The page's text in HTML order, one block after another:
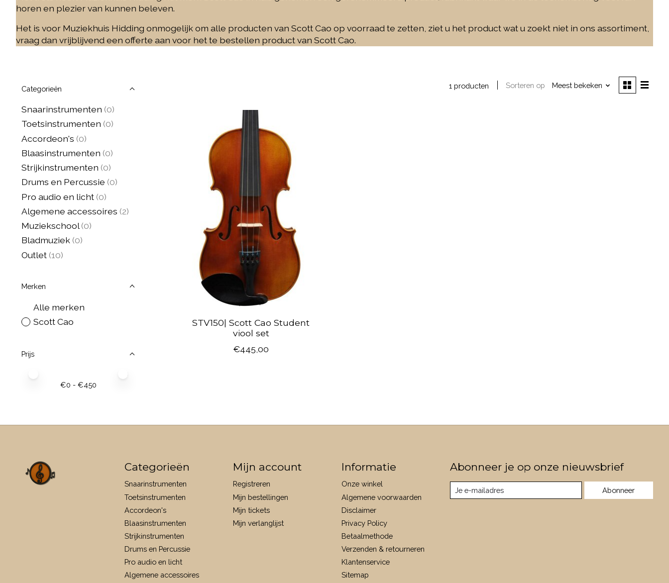
horen en plezier van kunnen beleven.
Het is voor Muziekhuis Hidding onmogelijk om alle producten van Scott Cao op voorraad te zetten, ziet u het product wat u zoekt niet in ons assortiment,
vraag dan vrijblijvend een offerte aan voor het te bestellen product van Scott Cao.
Categorieën
Snaarinstrumenten (0)
Toetsinstrumenten (0)
Accordeon's (0)
Blaasinstrumenten (0)
Strijkinstrumenten (0)
Drums en Percussie (0)
Pro audio en licht (0)
Algemene accessoires (2)
Muziekschool (0)
Bladmuziek (0)
Outlet (10)
Merken
Alle merken
Scott Cao
Prijs
€0 - €450
1 producten Sorteren op Meest bekeken
STV150| Scott Cao Student
viool set
€445,00
Categorieën
Snaarinstrumenten
Toetsinstrumenten
Accordeon's
Blaasinstrumenten
Strijkinstrumenten
Drums en Percussie
Pro audio en licht
Algemene accessoires
Mijn account
Registreren
Mijn bestellingen
Mijn tickets
Mijn verlanglijst
Informatie
Onze winkel
Algemene voorwaarden
Disclaimer
Privacy Policy
Betaalmethode
Verzenden & retourneren
Klantenservice
Sitemap
Abonneer je op onze nieuwsbrief
Abonneer